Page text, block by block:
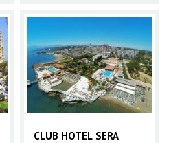
CLUB HOTEL SERA